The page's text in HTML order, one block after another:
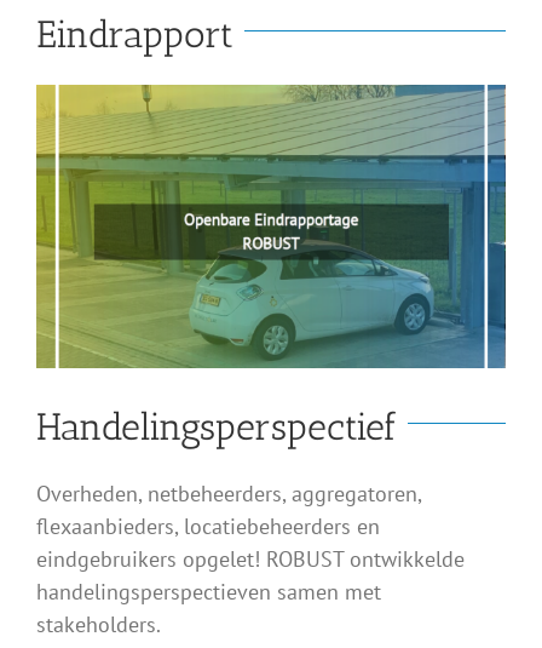
Eindrapport
Handelingsperspectief
Overheden, netbeheerders, aggregatoren,
flexaanbieders, locatiebeheerders en
eindgebruikers opgelet! ROBUST ontwikkelde
handelingsperspectieven samen met
stakeholders.